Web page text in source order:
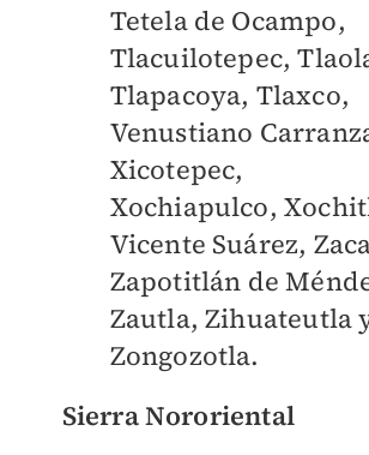
Tetela de Ocampo,
Tlacuilotepec,
Tlapacoya, Tlaxco,
Venustiano
Xicotepec,
Xochiapulco,
Vicente Suárez,
Zapotitlán de
Zautla, Zihuateutla
Zongozotla.
Sierra Nororiental